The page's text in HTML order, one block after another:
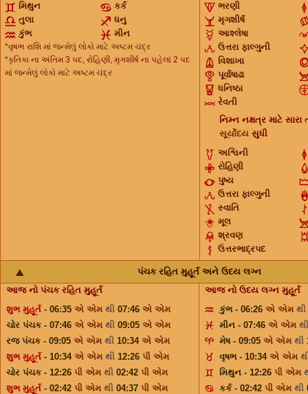
મિથુન
કર્ક
તુલા
ધનુ
કુંભ
મીન
*વૃષભ રાશિ માં જન્મેલું લોકો માટે અષ્ટમ ચંદ્ર
*કૃતિકા ના અંતિમ 3 પદ, રોહિણી, મૃગશીર્ષ ના પહેલાં 2 પદ
માં જન્મેલું લોકો માટે અષ્ટમ ચંદ્ર
ભરણી
મૃગશીર્ષ
આશ્લેષા
ઉત્તરા ફાલ્ગુની
વિશાખા
પૂર્વાષાઢા
ધનિષ્ઠા
રેવતી
નિમ્ન નક્ષત્ર માટે સારા
સૂર્યોદય સુધી
અશ્વિની
રોહિણી
પુષ્ય
ઉત્તરા ફાલ્ગુની
સ્વાતિ
મૂલ
શ્રવણ
ઉત્તરભાદ્રપદ
પંચક રહિત મુહૂર્ત અને ઉદય લગ્ન
આજ નો પંચક રહિત મુહૂર્ત
શુભ મુહૂર્ત- 06:35 એ એમ થી 07:46 એ એમ
ચોર પંચક - 07:46 એ એમ થી 09:05 એ એમ
રજ પંચક - 09:05 એ એમ થી 10:34 એ એમ
શુભ મુહૂર્ત- 10:34 એ એમ થી 12:26 પી એમ
ચોર પંચક - 12:26 પી એમ થી 02:42 પી એમ
શુભ મુહૂર્ત- 02:42 પી એમ થી 04:37 પી એમ
આજ નો ઉદય લગ્ન મુહૂર્ત
કુંભ - 06:26 એ એમ થી
મીન - 07:46 એ એમ
મેષ - 09:05 એ એમ થી
વૃષભ - 10:34 એ એમ
મિથુન - 12:26 પી એમ
કર્ક - 02:42 પી એમ થી